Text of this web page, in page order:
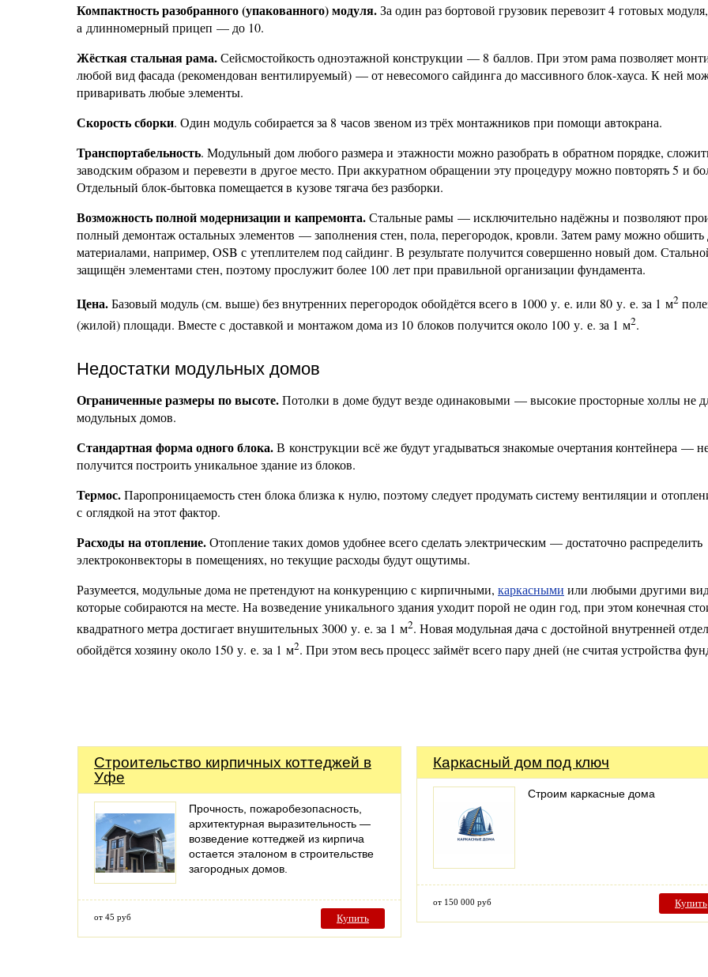
Компактность разобранного (упакованного) модуля.За один раз бортовой грузовик перевозит 4 готовых модуля,
а длинномерный прицеп — до 10.
Жёсткая стальная рама.Сейсмостойкость одноэтажной конструкции — 8 баллов. При этом рама позволяет
любой вид фасада (рекомендован вентилируемый) — от невесомого сайдинга до массивного блок-хауса. К ней
приваривать любые элементы.
Скорость сборки. Один модуль собирается за 8 часов звеном из трёх монтажников при помощи автокрана.
Транспортабельность. Модульный дом любого размера и этажности можно разобрать в обратном порядке,
заводским образом и перевезти в другое место. При аккуратном обращении эту процедуру можно повторять 5 и
Отдельный блок-бытовка помещается в кузове тягача без разборки.
Возможность полной модернизации и капремонта.Стальные рамы — исключительно надёжны и позволяют
полный демонтаж остальных элементов — заполнения стен, пола, перегородок, кровли. Затем раму можно
материалами, например, OSB с утеплителем под сайдинг. В результате получится совершенно новый дом.
защищён элементами стен, поэтому прослужит более 100 лет при правильной организации фундамента.
Цена.Базовый модуль (см. выше) без внутренних перегородок обойдётся всего в 1000 у. е. или 80 у. е. за 1 м2
(жилой) площади. Вместе с доставкой и монтажом дома из 10 блоков получится около 100 у. е. за 1 м2.
Недостатки модульных домов
Ограниченные размеры по высоте.Потолки в доме будут везде одинаковыми — высокие просторные холлы не
модульных домов.
Стандартная форма одного блока.В конструкции всё же будут угадываться знакомые очертания контейнера —
получится построить уникальное здание из блоков.
Термос.Паропроницаемость стен блока близка к нулю, поэтому следует продумать систему вентиляции и
с оглядкой на этот фактор.
Расходы на отопление.Отопление таких домов удобнее всего сделать электрическим — достаточно распределить
электроконвекторы в помещениях, но текущие расходы будут ощутимы.
Разумеется, модульные дома не претендуют на конкуренцию с кирпичными, каркасными или любыми другими
которые собираются на месте. На возведение уникального здания уходит порой не один год, при этом конечная
квадратного метра достигает внушительных 3000 у. е. за 1 м2. Новая модульная дача с достойной внутренней
обойдётся хозяину около 150 у. е. за 1 м2. При этом весь процесс займёт всего пару дней (не считая устройства
Строительство кирпичных коттеджей в
Уфе
Прочность, пожаробезопасность,
архитектурная выразительность —
возведение коттеджей из кирпича
остается эталоном в строительстве
загородных домов.
от 45 руб Купить
Каркасный дом под ключ
Строим каркасные дома
от 150 000 руб Купить